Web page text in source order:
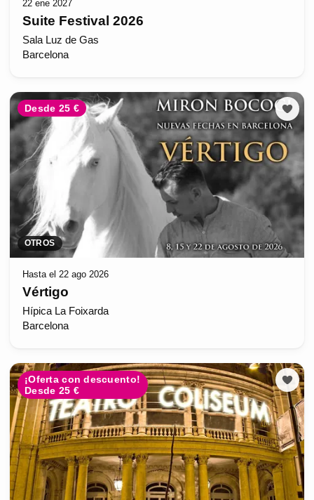
22 ene 2027
Suite Festival 2026
Sala Luz de Gas
Barcelona
Desde 25 €
OTROS
Hasta el 22 ago 2026
Vértigo
Hípica La Foixarda
Barcelona
¡Oferta con descuento!
Desde 25 €